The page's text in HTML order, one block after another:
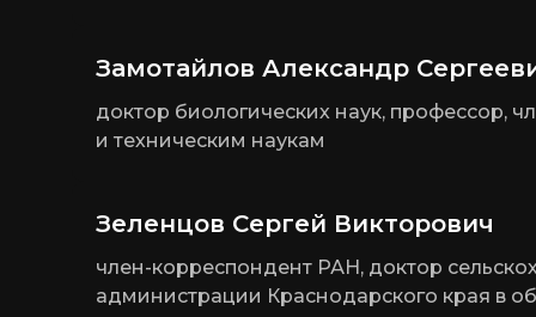
доктор биологических наук, профессор,
и техническим наукам
Замотайлов Александр
член-корреспондент РАН, доктор
администрации Краснодарского края в
Зеленцов Сергей Викторович